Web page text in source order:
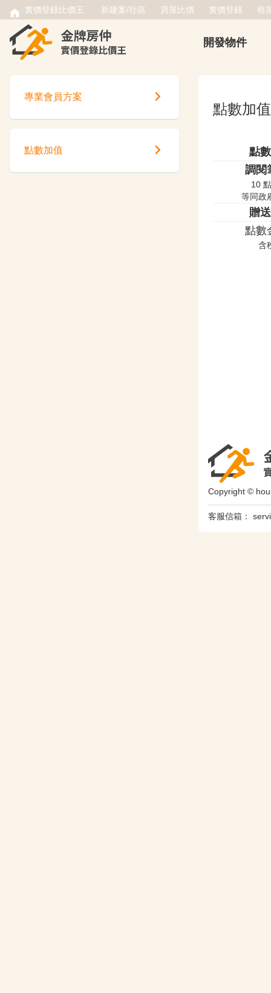
實價登錄比價王 新建案/社區 買屋比價 實價登錄 租
開發物件
專業會員方案
點數加值
點數加值
點數
調閱
10
等同政
贈送
點數
含
Copyright ©
客服信箱：